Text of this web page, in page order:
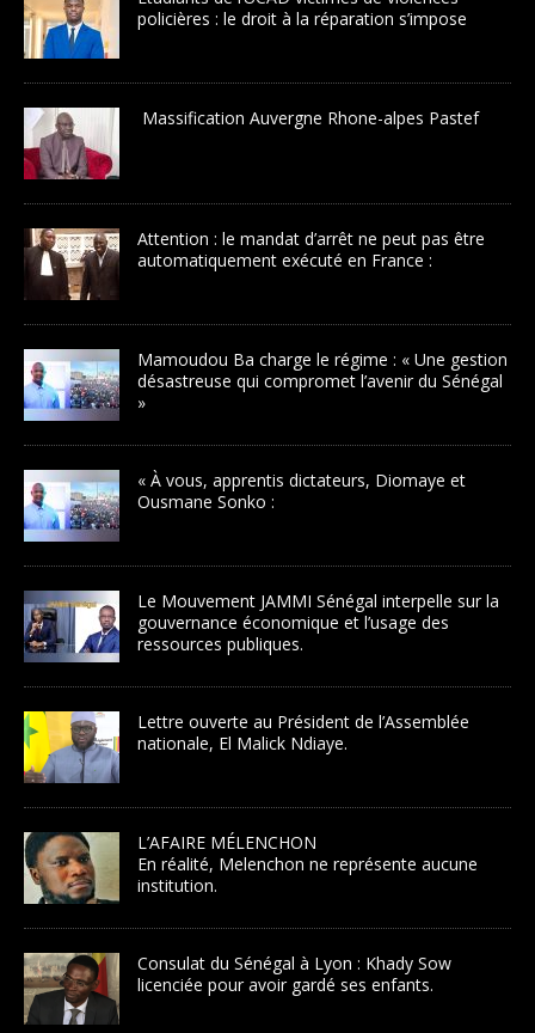
policières : le droit à la réparation s’impose
Massification Auvergne Rhone-alpes Pastef
Attention : le mandat d’arrêt ne peut pas être
automatiquement exécuté en France :
Mamoudou Ba charge le régime : « Une gestion
désastreuse qui compromet l’avenir du Sénégal
»
« À vous, apprentis dictateurs, Diomaye et
Ousmane Sonko :
Le Mouvement JAMMI Sénégal interpelle sur la
gouvernance économique et l’usage des
ressources publiques.
Lettre ouverte au Président de l’Assemblée
nationale, El Malick Ndiaye.
L’AFAIRE MÉLENCHON
En réalité, Melenchon ne représente aucune
institution.
Consulat du Sénégal à Lyon : Khady Sow
licenciée pour avoir gardé ses enfants.